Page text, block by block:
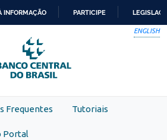
PARA
O
CONTEÚDO
INFORMAÇÃO PARTICIPE
ENGLISH
Frequentes Tutoriais
Portal